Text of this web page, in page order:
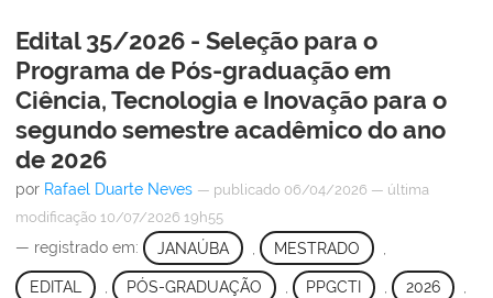
Edital 35/2026 - Seleção para o
Programa de Pós-graduação em
Ciência, Tecnologia e Inovação para o
segundo semestre acadêmico do ano
de 2026
por Rafael Duarte Neves — publicado 06/04/2026 — última
modificação 10/07/2026 19h55
— registrado em: JANAÚBA MESTRADO
EDITAL , PÓS-GRADUAÇÃO , PPGCTI , 2026 ,